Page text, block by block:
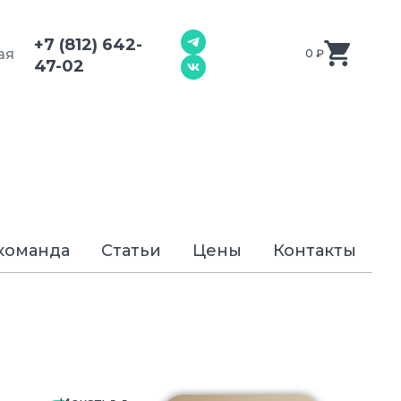
+7 (812) 642-
47-02
0 ₽
Статьи Цены Контакты